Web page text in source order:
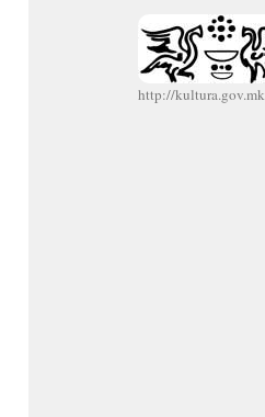
http://kultura.gov.mk